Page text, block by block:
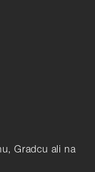
Gradcu ali na